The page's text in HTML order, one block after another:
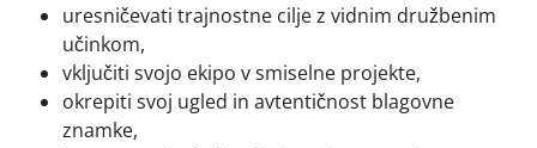
uresničevati trajnostne cilje z vidnim družbenim
učinkom,
vključiti svojo ekipo v smiselne projekte,
okrepiti svoj ugled in avtentičnost blagovne
znamke,